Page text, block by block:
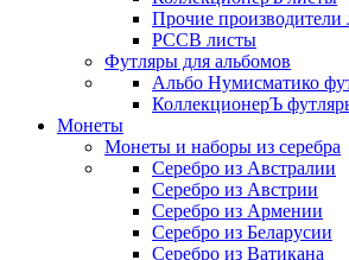
Прочие производители
РССВ листы
Футляры для альбомов
Альбо Нумисматико
КоллекционерЪ
Монеты
Монеты и наборы из серебра
Серебро из Австралии
Серебро из Австрии
Серебро из Армении
Серебро из Беларусии
Серебро из Ватикана